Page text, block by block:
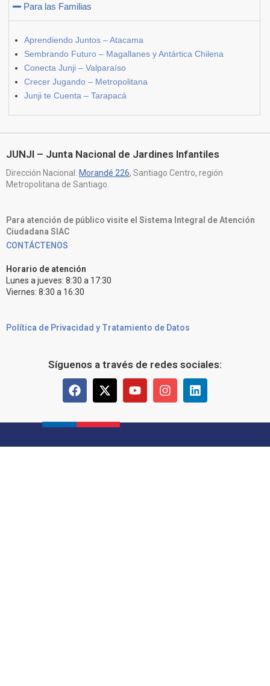
Para las Familias
Aprendiendo Juntos – Atacama
Sembrando Futuro – Magallanes y Antártica Chilena
Conecta Junji – Valparaíso
Crecer Jugando – Metropolitana
Junji te Cuenta – Tarapacá
JUNJI – Junta Nacional de Jardines Infantiles
Dirección Nacional: Morandé 226, Santiago Centro, región
Metropolitana de Santiago.
Para atención de público visite el Sistema Integral de Atención
Ciudadana SIAC
CONTÁCTENOS
Horario de atención
Lunes a jueves: 8:30 a 17:30
Viernes: 8:30 a 16:30
Política de Privacidad y Tratamiento de Datos
Síguenos a través de redes sociales: